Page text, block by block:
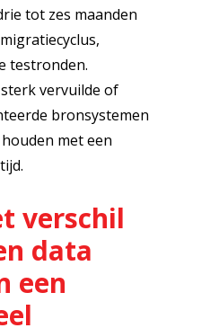
tot zes maanden
testronden.
vervuilde of
bronsystemen
met een
verschil
data
een